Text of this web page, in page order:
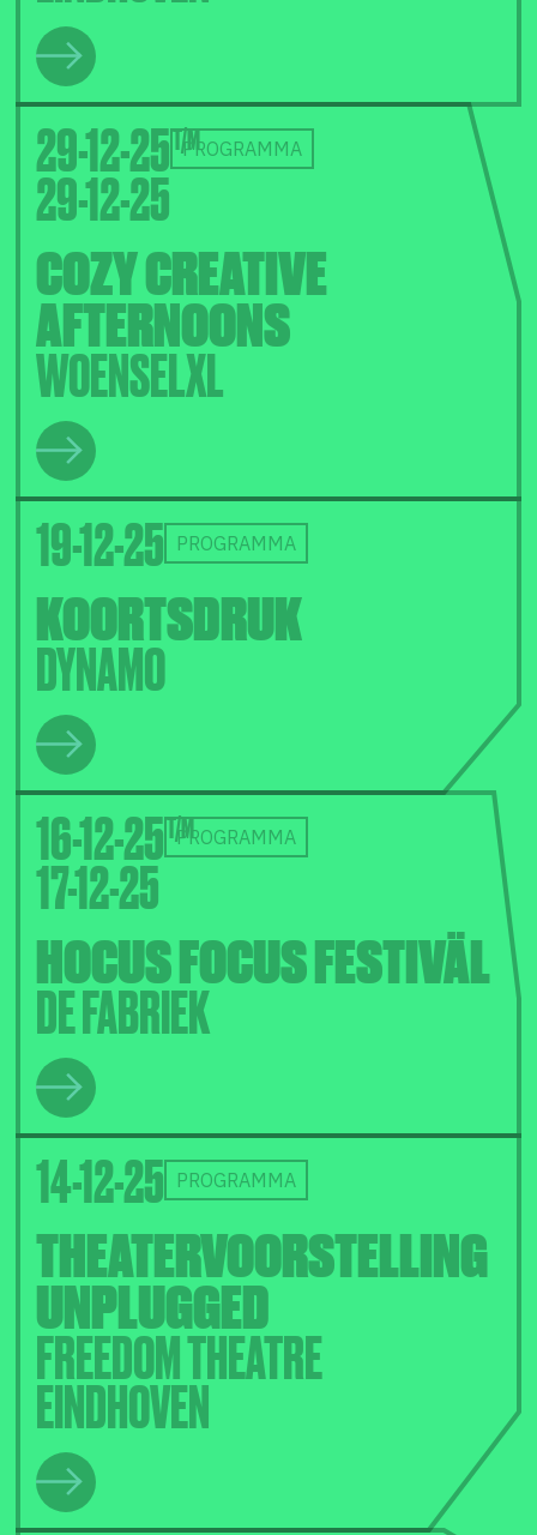
29-12-25
29-12-25
PROGRAMMA
COZY CREATIVE
AFTERNOONS
WOENSELXL
19-12-25 PROGRAMMA
KOORTSDRUK
DYNAMO
16-12-25
17-12-25
PROGRAMMA
HOCUS FOCUS FESTIVÄL
DE FABRIEK
14-12-25 PROGRAMMA
THEATERVOORSTELLING
UNPLUGGED
FREEDOM THEATRE
EINDHOVEN